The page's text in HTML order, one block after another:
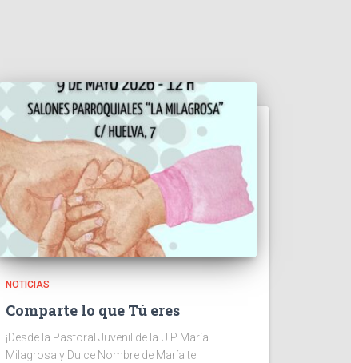
NOTICIAS
Comparte lo que Tú eres
¡Desde la Pastoral Juvenil de la U.P María
Milagrosa y Dulce Nombre de María te